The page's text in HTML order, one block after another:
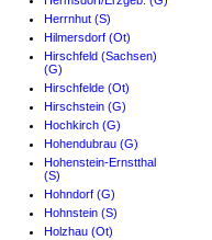
Herrnhut (S)
Hilmersdorf (Ot)
Hirschfeld (Sachsen)
(G)
Hirschfelde (Ot)
Hirschstein (G)
Hochkirch (G)
Hohendubrau (G)
Hohenstein-Ernstthal
(S)
Hohndorf (G)
Hohnstein (S)
Holzhau (Ot)